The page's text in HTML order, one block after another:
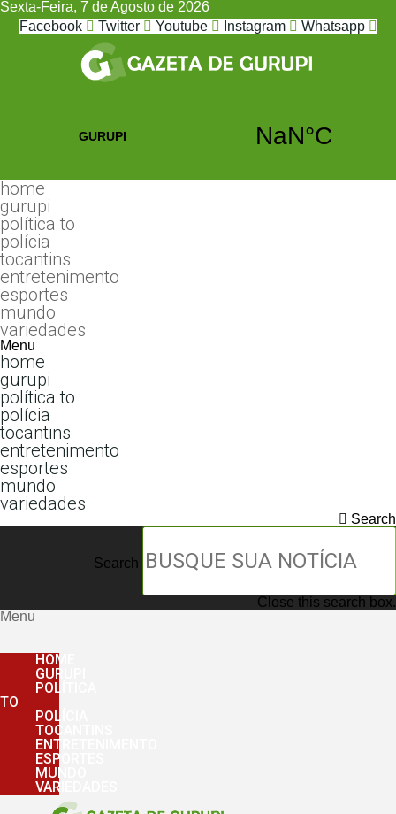
Sexta-Feira, 7 de Agosto de 2026
Facebook
Twitter Youtube Instagram Whatsapp
home
gurupi
política to
polícia
tocantins
entretenimento
esportes
mundo
variedades
Menu
home
gurupi
política to
polícia
tocantins
entretenimento
esportes
mundo
variedades
Search
Search
Close this search box.
Menu
HOME
GURUPI
POLÍTICA
TO
POLÍCIA
TOCANTINS
ENTRETENIMENTO
ESPORTES
MUNDO
VARIEDADES